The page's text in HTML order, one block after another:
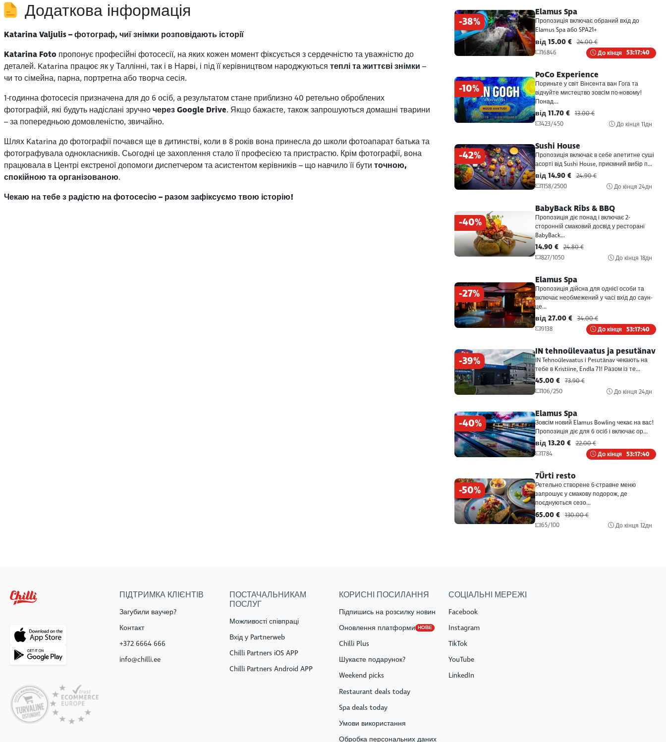
Додаткова інформація
Katarina Valjulis – фотограф, чиї знімки розповідають історії
Katarina Foto пропонує професійні фотосесії, на яких кожен момент фіксується з сердечністю та уважністю до
деталей. Katarina працює як у Таллінні, так і в Нарві, і під її керівництвом народжуються теплі та життєві знімки –
чи то сімейна, парна, портретна або творча сесія.
1-годинна фотосесія призначена для до 6 осіб, а результатом стане приблизно 40 ретельно оброблених
фотографій, які будуть надіслані зручночерез Google Drive. Якщо бажаєте, також запрошуються домашні тварини
– за попередньою домовленістю, звичайно.
Шлях Katarina до фотографії почався ще в дитинстві, коли в 8 років вона принесла до школи фотоапарат батька та
фотографувала однокласників. Сьогодні це захоплення стало її професією та пристрастю. Крім фотографії, вона
працювала в Центрі екстреної допомоги диспетчером та асистентом керівників – що навчило її бути точною,
спокійною та організованою.
Чекаю на тебе з радістю на фотосесію – разом зафіксуємо твою історію!
-38%
Elamus Spa
Пропозиція включає обраний вхід до
Elamus Spa або SPA21+
від 15.00 € 24.00 €
16846
До кінця 53:17:40
-10%
PoCo Experience
Пориньте у світ Вінсента ван Гога та
відчуйте мистецтво зовсім по-новому!
Понад...
від 11.70 € 13.00 €
423/450
До кінця11дн
-42%
Sushi House
Пропозиція включає в себе апетитне суші
асорті від Sushi House, приємний вибір п...
від 14.90 € 24.90 €
1158/2500
До кінця24дн
-40%
BabyBack Ribs & BBQ
Пропозиція діє понад і включає 2-
сторонній смаковий досвід у ресторані
BabyBack...
14.90 € 24.80 €
827/1050
До кінця18дн
-27%
Elamus Spa
Пропозиція дійсна для однієї особи та
включає необмежений у часі вхід до саун-
це...
від 27.00 € 34.00 €
9138
До кінця 53:17:40
-39%
IN tehnoülevaatus ja pesutänav
IN Tehnoülevaatus і Pesutänav чекають на
тебе в Kristiine, Endla 71! Разом із те...
45.00 € 73.90 €
106/250
До кінця24дн
-40%
Elamus Spa
Зовсім новий Elamus Bowling чекає на вас!
Пропозиція діє для 6 осіб і включає ор...
від 13.20 € 22.00 €
1784
До кінця 53:17:40
-50%
7Ürti resto
Ретельно створене 6-стравне меню
запрошує у смакову подорож, де
поєднуються сезо...
65.00 € 130.00 €
65/100
До кінця12дн
ПІДТРИМКА КЛІЄНТІВ
Загубили ваучер?
Контакт
+372 6664 666
info@chilli.ee
ПОСТАЧАЛЬНИКАМ
ПОСЛУГ
Можливості співпраці
Вхід у Partnerweb
Chilli Partners iOS APP
Chilli Partners Android APP
КОРИСНІ ПОСИЛАННЯ
Підпишись на розсилку новин
Оновлення платформи НОВЕ
Chilli Plus
Шукаєте подарунок?
Weekend picks
Restaurant deals today
Spa deals today
Умови використання
Обробка персональних даних
СОЦІАЛЬНІ МЕРЕЖІ
Facebook
Instagram
TikTok
YouTube
LinkedIn